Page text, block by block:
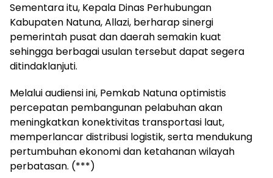
Sementara itu, Kepala Dinas Perhubungan
Kabupaten Natuna, Allazi, berharap sinergi
pemerintah pusat dan daerah semakin kuat
sehingga berbagai usulan tersebut dapat segera
ditindaklanjuti.
Melalui audiensi ini, Pemkab Natuna optimistis
percepatan pembangunan pelabuhan akan
meningkatkan konektivitas transportasi laut,
memperlancar distribusi logistik, serta mendukung
pertumbuhan ekonomi dan ketahanan wilayah
perbatasan. (***)